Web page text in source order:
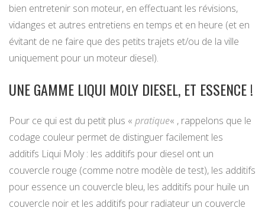
bien entretenir son moteur, en effectuant les révisions,
vidanges et autres entretiens en temps et en heure (et en
évitant de ne faire que des petits trajets et/ou de la ville
uniquement pour un moteur diesel).
UNE GAMME LIQUI MOLY DIESEL, ET ESSENCE !
Pour ce qui est du petit plus « pratique« , rappelons que le
codage couleur permet de distinguer facilement les
additifs Liqui Moly: les additifs pour diesel ont un
couvercle rouge (comme notre modèle de test), les additifs
pour essence un couvercle bleu, les additifs pour huile un
couvercle noir et les additifs pour radiateur un couvercle